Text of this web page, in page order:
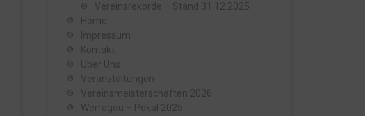
Vereinsrekorde – Stand 31.12.2025
Home
Impressum
Kontakt
Über Uns
Veranstaltungen
Vereinsmeisterschaften 2026
Werragau – Pokal 2025